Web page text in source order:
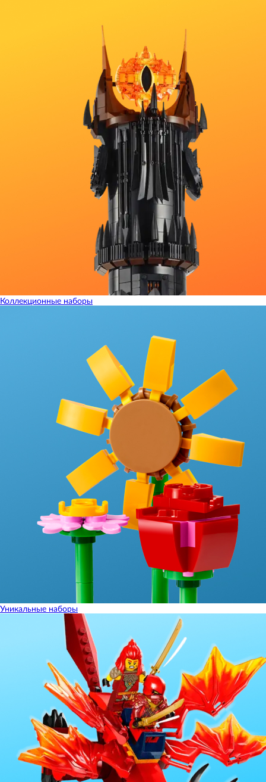
Коллекционные наборы
Уникальные наборы